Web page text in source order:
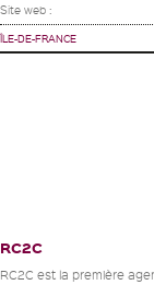
Site web :
ÎLE-DE-FRANCE
RC2C
RC2C est la première